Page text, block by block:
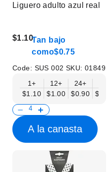
Liguero adulto azul real
$1.10Tan bajo
como$0.75
Code: SUS 002 SKU:01849
1+
$1.10
12+
$1.00
24+
$0.90
$0.75
A la canasta